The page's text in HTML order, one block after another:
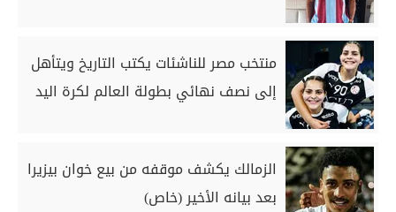
منتخب مصر للناشئات يكتب التاريخ ويتأهل
إلى نصف نهائي بطولة العالم لكرة اليد
الزمالك يكشف موقفه من بيع خوان بيزيرا
بعد بيانه الأخير (خاص)